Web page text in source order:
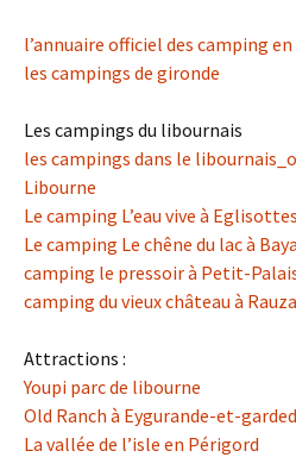
l’annuaire officiel des camping en
les campings de gironde
Les campings du libournais
les campings dans le
Libourne
Le camping L’eau vive à
Le camping Le chêne du lac à
camping le pressoir à Petit-
camping du vieux château à
Attractions :
Youpi parc de libourne
Old Ranch à Eygurande-et-
La vallée de l’isle en Périgord